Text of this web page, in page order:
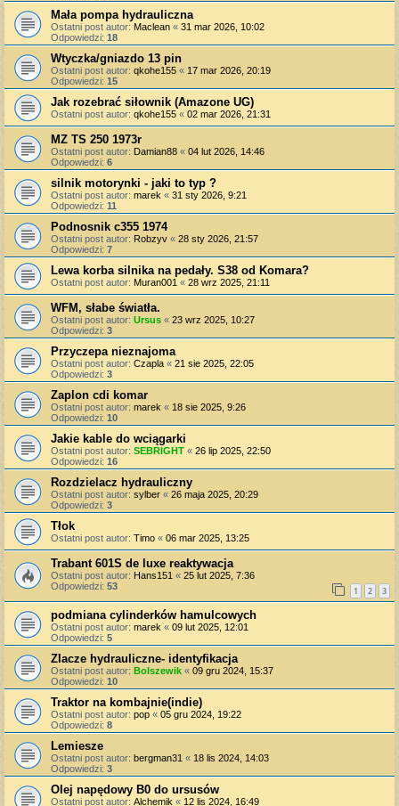
Mała pompa hydrauliczna
Ostatni post autor: Maclean « 31 mar 2026, 10:02
Odpowiedzi: 18
Wtyczka/gniazdo 13 pin
Ostatni post autor: qkohe155 « 17 mar 2026, 20:19
Odpowiedzi: 15
Jak rozebrać siłownik (Amazone UG)
Ostatni post autor: qkohe155 « 02 mar 2026, 21:31
MZ TS 250 1973r
Ostatni post autor: Damian88 « 04 lut 2026, 14:46
Odpowiedzi: 6
silnik motorynki - jaki to typ ?
Ostatni post autor: marek « 31 sty 2026, 9:21
Odpowiedzi: 11
Podnosnik c355 1974
Ostatni post autor: Robzyv « 28 sty 2026, 21:57
Odpowiedzi: 7
Lewa korba silnika na pedały. S38 od Komara?
Ostatni post autor: Muran001 « 28 wrz 2025, 21:11
WFM, słabe światła.
Ostatni post autor: Ursus « 23 wrz 2025, 10:27
Odpowiedzi: 3
Przyczepa nieznajoma
Ostatni post autor: Czapla « 21 sie 2025, 22:05
Odpowiedzi: 3
Zaplon cdi komar
Ostatni post autor: marek « 18 sie 2025, 9:26
Odpowiedzi: 10
Jakie kable do wciągarki
Ostatni post autor: SEBRIGHT « 26 lip 2025, 22:50
Odpowiedzi: 16
Rozdzielacz hydrauliczny
Ostatni post autor: sylber « 26 maja 2025, 20:29
Odpowiedzi: 3
Tłok
Ostatni post autor: Timo « 06 mar 2025, 13:25
Trabant 601S de luxe reaktywacja
Ostatni post autor: Hans151 « 25 lut 2025, 7:36
Odpowiedzi: 53 1 2 3
podmiana cylinderków hamulcowych
Ostatni post autor: marek « 09 lut 2025, 12:01
Odpowiedzi: 5
Zlacze hydrauliczne- identyfikacja
Ostatni post autor: Bolszewik « 09 gru 2024, 15:37
Odpowiedzi: 10
Traktor na kombajnie(indie)
Ostatni post autor: pop « 05 gru 2024, 19:22
Odpowiedzi: 8
Lemiesze
Ostatni post autor: bergman31 « 18 lis 2024, 14:03
Odpowiedzi: 3
Olej napędowy B0 do ursusów
Ostatni post autor: Alchemik « 12 lis 2024, 16:49